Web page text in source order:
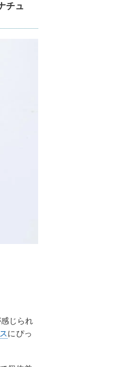
チュ
じられ
にぴっ